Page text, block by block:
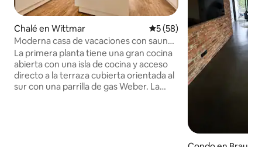
Chalé en Wittmar Calificación promedio: 5 de
5 (58)
Moderna casa de vacaciones con sauna
(1899 - La casa de vacaciones)
La primera planta tiene una gran cocina
abierta con una isla de cocina y acceso
directo a la terraza cubierta orientada al
sur con una parrilla de gas Weber. La